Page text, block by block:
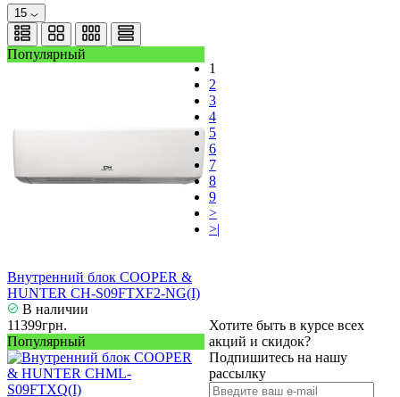
15
Популярный
Внутренний блок COOPER &
HUNTER CH-S09FTXF2-NG(I)
В наличии
11399грн.
Популярный
1
2
3
4
5
6
7
8
9
>
>|
Хотите быть в курсе всех
акций и скидок?
Подпишитесь на нашу
рассылку